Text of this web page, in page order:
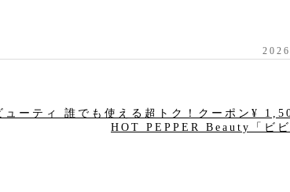
ーティ 誰でも使える超トク！クーポン¥
HOT PEPPER Beauty「ビ